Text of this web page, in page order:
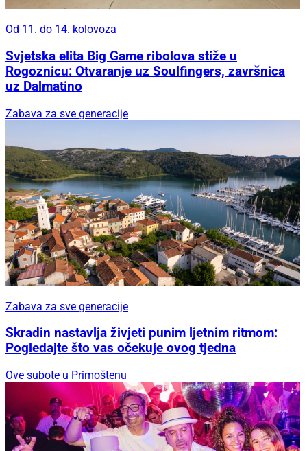
Od 11. do 14. kolovoza
Svjetska elita Big Game ribolova stiže u
Rogoznicu: Otvaranje uz Soulfingers, završnica
uz Dalmatino
Zabava za sve generacije
Zabava za sve generacije
Skradin nastavlja živjeti punim ljetnim ritmom:
Pogledajte što vas očekuje ovog tjedna
Ove subote u Primoštenu